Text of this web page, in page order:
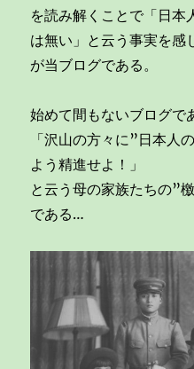
を読み解くことで「日本
は無い」と云う事実を感
が当ブログである。
始めて間もないブログで
「沢山の方々に”日本人
よう精進せよ！」
と云う母の家族たちの”
である…